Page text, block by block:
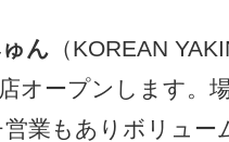
ん （KOREAN
オープンします。
業もありボリュー